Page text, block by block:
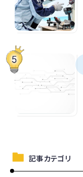
記事カテゴリ